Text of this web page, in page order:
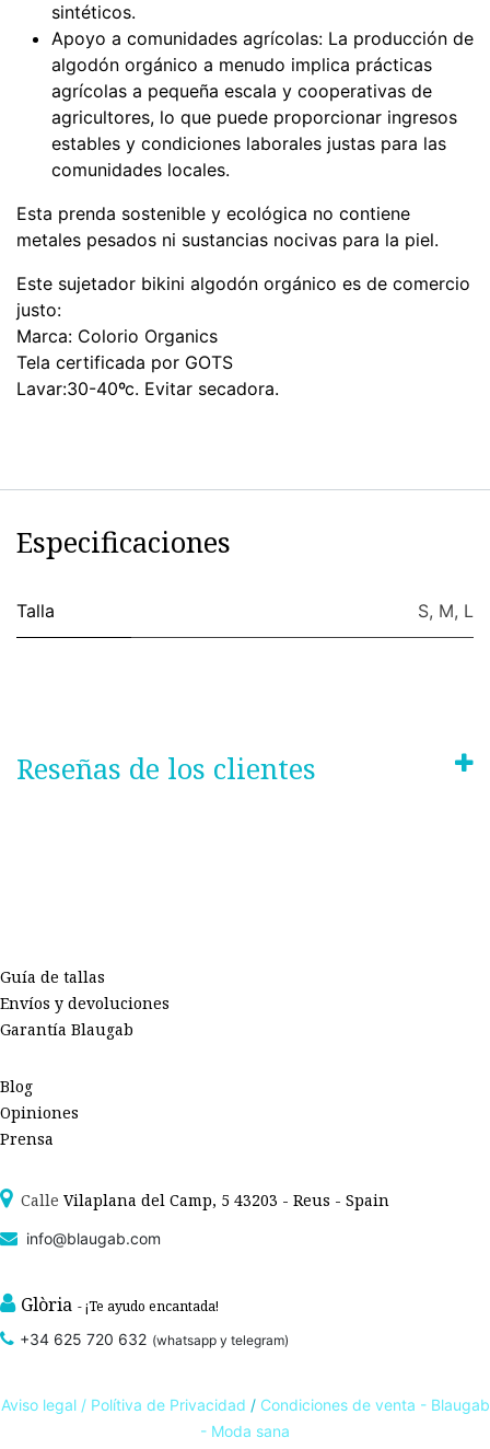
sintéticos.
Apoyo a comunidades agrícolas: La producción de
algodón orgánico a menudo implica prácticas
agrícolas a pequeña escala y cooperativas de
agricultores, lo que puede proporcionar ingresos
estables y condiciones laborales justas para las
comunidades locales.
Esta prenda sostenible y ecológica no contiene
metales pesados ni sustancias nocivas para la piel.
Este sujetador bikini algodón orgánico es de comercio
justo:
Marca: Colorio Organics
Tela certificada por GOTS
Lavar:30-40ºc. Evitar secadora.
Especificaciones
Talla S, M, L
Reseñas de los clientes
Guía de tallas
Envíos y devoluciones
Garantía Blaugab
Blog
Opiniones
Prensa
Calle Vilaplana del Camp, 5 43203 - Reus - Spain
info@blaugab.com
Glòria - ¡Te ayudo encantada!
+34 625 720 632 (whatsapp y telegram)
Aviso legal / Polítiva de Privacidad / Condiciones de venta - Blaugab
- Moda sana